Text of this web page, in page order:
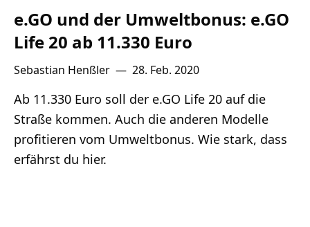
e.GO und der Umweltbonus: e.GO
Life 20 ab 11.330 Euro
Sebastian Henßler — 28. Feb. 2020
Ab 11.330 Euro soll der e.GO Life 20 auf die
Straße kommen. Auch die anderen Modelle
profitieren vom Umweltbonus. Wie stark, dass
erfährst du hier.